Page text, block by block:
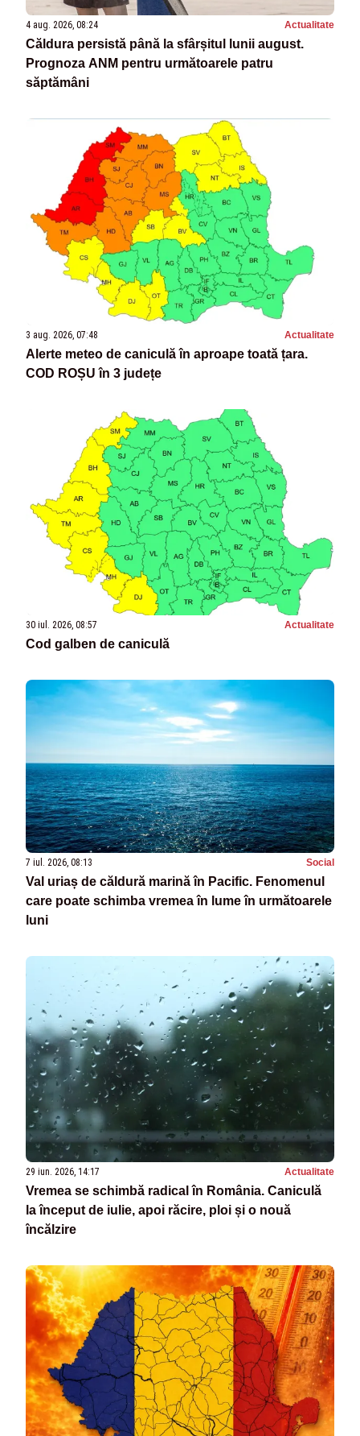
4 aug. 2026, 08:24 Actualitate
Căldura persistă până la sfârșitul lunii august.
Prognoza ANM pentru următoarele patru
săptămâni
3 aug. 2026, 07:48 Actualitate
Alerte meteo de caniculă în aproape toată țara.
COD ROȘU în 3 județe
30 iul. 2026, 08:57 Actualitate
Cod galben de caniculă
7 iul. 2026, 08:13 Social
Val uriaș de căldură marină în Pacific. Fenomenul
care poate schimba vremea în lume în următoarele
luni
29 iun. 2026, 14:17 Actualitate
Vremea se schimbă radical în România. Caniculă
la început de iulie, apoi răcire, ploi și o nouă
încălzire